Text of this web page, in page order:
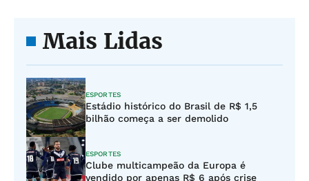
Mais Lidas
ESPORTES
Estádio histórico do Brasil de R$ 1,5
bilhão começa a ser demolido
ESPORTES
Clube multicampeão da Europa é
vendido por apenas R$ 6 após crise